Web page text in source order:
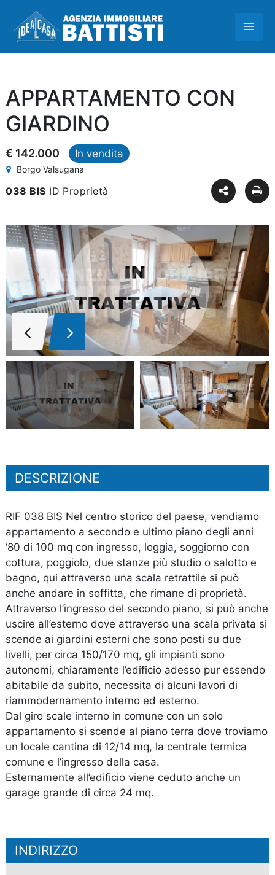
contenuto
APPARTAMENTO CON
GIARDINO
€ 142.000 In vendita
Borgo Valsugana
038 BIS ID Proprietà
DESCRIZIONE
RIF 038 BIS Nel centro storico del paese, vendiamo
appartamento a secondo e ultimo piano degli anni
‘80 di 100 mq con ingresso, loggia, soggiorno con
cottura, poggiolo, due stanze più studio o salotto e
bagno, qui attraverso una scala retrattile si può
anche andare in soffitta, che rimane di proprietà.
Attraverso l’ingresso del secondo piano, si può anche
uscire all’esterno dove attraverso una scala privata si
scende ai giardini esterni che sono posti su due
livelli, per circa 150/170 mq, gli impianti sono
autonomi, chiaramente l’edificio adesso pur essendo
abitabile da subito, necessita di alcuni lavori di
riammodernamento interno ed esterno.
Dal giro scale interno in comune con un solo
appartamento si scende al piano terra dove troviamo
un locale cantina di 12/14 mq, la centrale termica
comune e l’ingresso della casa.
Esternamente all’edificio viene ceduto anche un
garage grande di circa 24 mq.
INDIRIZZO